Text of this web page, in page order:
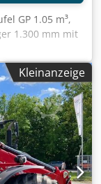
GP 1.05 m³,
1.300 mm mit
Maschine 2
M24 BOH M24
Kit / Implement
Kleinanzeige